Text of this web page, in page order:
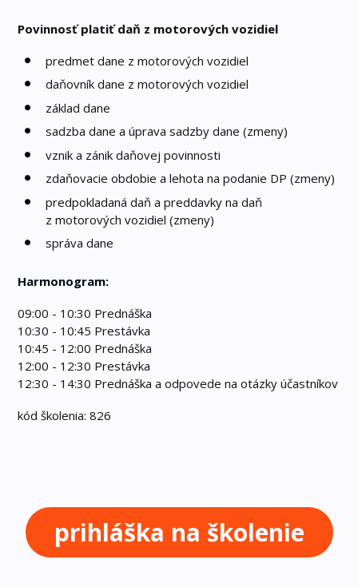
Povinnosť platiť daň z motorových vozidiel
predmet dane z motorových vozidiel
daňovník dane z motorových vozidiel
základ dane
sadzba dane a úprava sadzby dane (zmeny)
vznik a zánik daňovej povinnosti
zdaňovacie obdobie a lehota na podanie DP (zmeny)
predpokladaná daň a preddavky na daň
z motorových vozidiel (zmeny)
správa dane
Harmonogram:
09:00 - 10:30 Prednáška
10:30 - 10:45 Prestávka
10:45 - 12:00 Prednáška
12:00 - 12:30 Prestávka
12:30 - 14:30 Prednáška a odpovede na otázky účastníkov
kód školenia: 826
prihláška na školenie